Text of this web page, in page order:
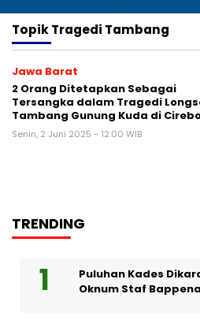
TopikTragedi Tambang
Jawa Barat
2 Orang Ditetapkan Sebagai
Tersangka dalam Tragedi
Tambang Gunung Kuda di
Senin, 2 Juni 2025 - 12:00 WIB
TRENDING
Puluhan Kades
Oknum Staf